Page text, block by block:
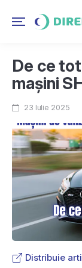
De ce
mașini
23 Iulie 2025
Distribuie